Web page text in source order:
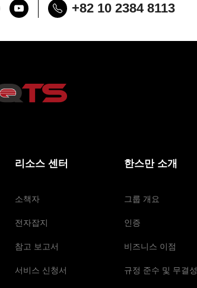
+82 10 2384 8113
리소스 센터
소책자
전자잡지
참고 보고서
서비스 신청서
한스만 소개
그룹 개요
인증
비즈니스 이점
규정 준수 및 무결성